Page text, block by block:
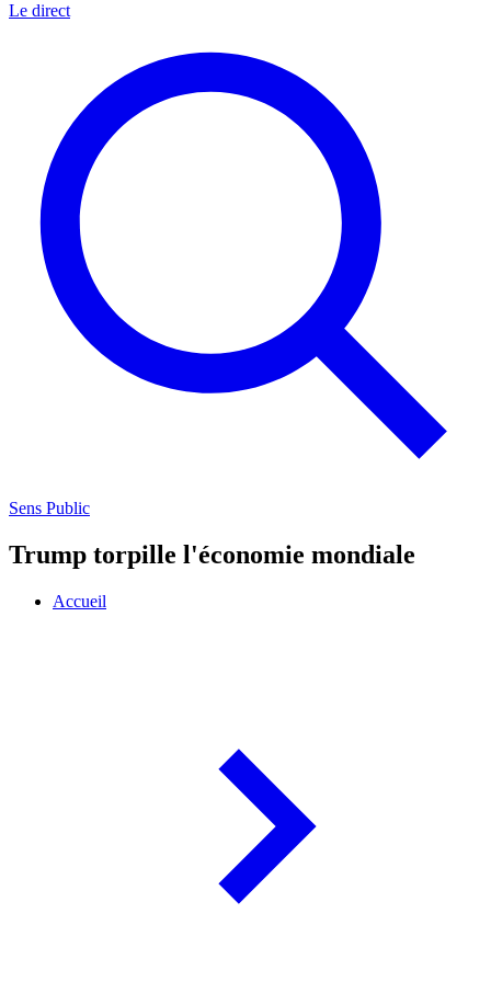
Le direct
Sens Public
Trump torpille l'économie mondiale
Accueil